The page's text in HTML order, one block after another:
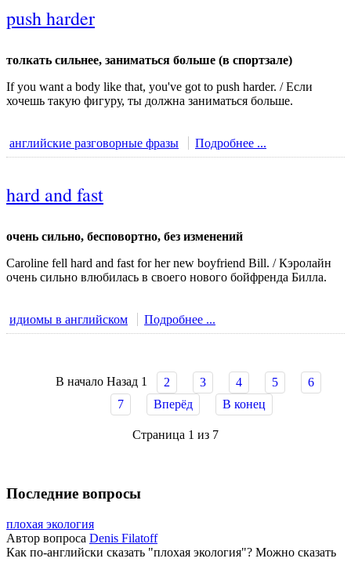
push harder
толкать сильнее, заниматься больше (в спортзале)
If you want a body like that, you've got to push harder. / Если
хочешь такую фигуру, ты должна заниматься больше.
английские разговорные фразы Подробнее ...
hard and fast
очень сильно, бесповортно, без изменений
Caroline fell hard and fast for her new boyfriend Bill. / Кэролайн
очень сильно влюбилась в своего нового бойфренда Билла.
идиомы в английском Подробнее ...
В начало Назад 1 2 3 4 5
6
7
Вперёд В конец
Страница 1 из 7
Последние вопросы
плохая экология
Автор вопроса Denis Filatoff
Как по-английски сказать "плохая экология"? Можно сказать